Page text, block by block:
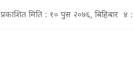
प्रकाशित मिति : १० पुस २०७६, बिहिबार ४